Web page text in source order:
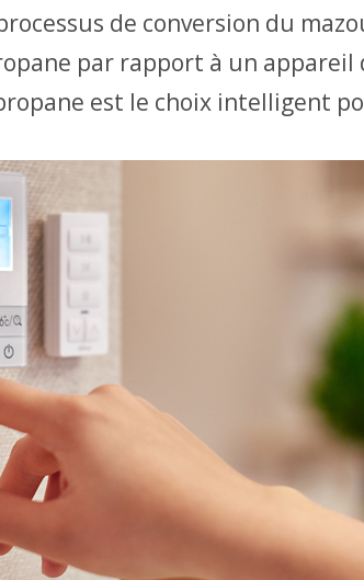
de conversion du
par rapport à un
est le choix intelligent